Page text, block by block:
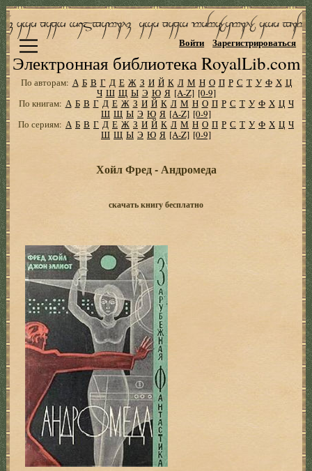
Электронная библиотека RoyalLib.com
Войти Зарегистрироваться
По авторам: А Б В Г Д Е Ж З И Й К Л М Н О П Р С Т У Ф Х Ц
Ч Ш Щ Ы Э Ю Я [A-Z] [0-9]
По книгам: А Б В Г Д Е Ж З И Й К Л М Н О П Р С Т У Ф Х Ц Ч
Ш Щ Ы Э Ю Я [A-Z] [0-9]
По сериям: А Б В Г Д Е Ж З И Й К Л М Н О П Р С Т У Ф Х Ц Ч
Ш Щ Ы Э Ю Я [A-Z] [0-9]
Хойл Фред - Андромеда
скачать книгу бесплатно